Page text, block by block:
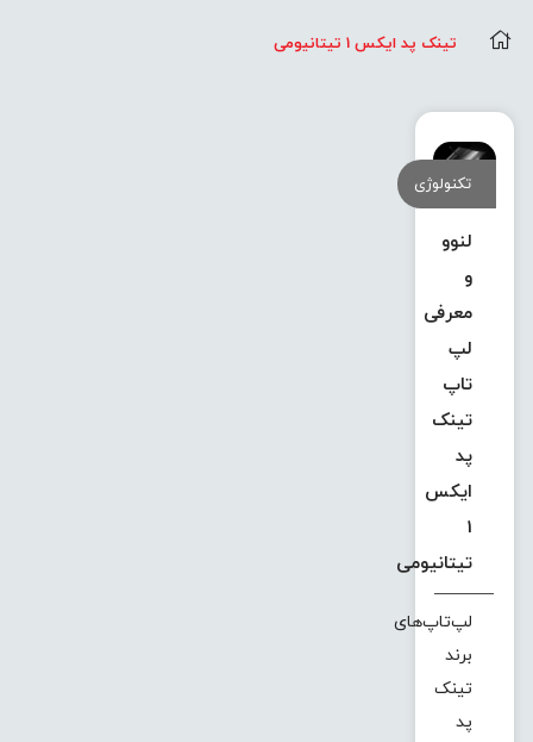
تینک پد ایکس 1 تیتانیومی
تکنولوژی
لنوو
و
معرفی
لپ
تاپ
تینک
پد
ایکس
1
تیتانیومی
لپ‌تاپ‌های
برند
تینک
پد